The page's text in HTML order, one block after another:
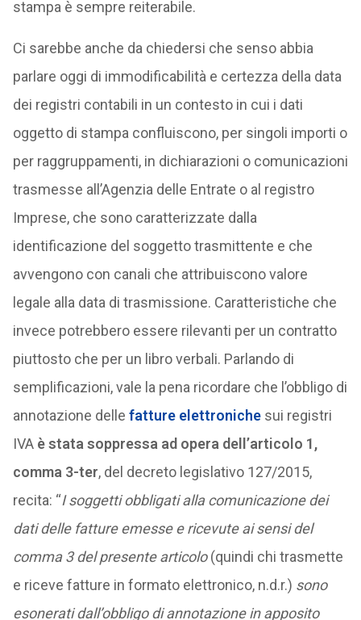
stampa è sempre reiterabile.
Ci sarebbe anche da chiedersi che senso abbia
parlare oggi di immodificabilità e certezza della data
dei registri contabili in un contesto in cui i dati
oggetto di stampa confluiscono, per singoli importi o
per raggruppamenti, in dichiarazioni o comunicazioni
trasmesse all’Agenzia delle Entrate o al registro
Imprese, che sono caratterizzate dalla
identificazione del soggetto trasmittente e che
avvengono con canali che attribuiscono valore
legale alla data di trasmissione. Caratteristiche che
invece potrebbero essere rilevanti per un contratto
piuttosto che per un libro verbali. Parlando di
semplificazioni, vale la pena ricordare che l’obbligo di
annotazione delle fatture elettronichesui registri
IVAè stata soppressa ad opera dell’articolo 1,
comma 3-ter, del decreto legislativo 127/2015,
recita: “I soggetti obbligati alla comunicazione dei
dati delle fatture emesse e ricevute ai sensi del
comma 3 del presente articolo(quindi chi trasmette
e riceve fatture in formato elettronico, n.d.r.) sono
esonerati dall’obbligo di annotazione in apposito